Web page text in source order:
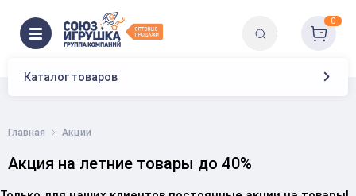
Каталог товаров
0
Главная Акции
Акция на летние товары до 40%